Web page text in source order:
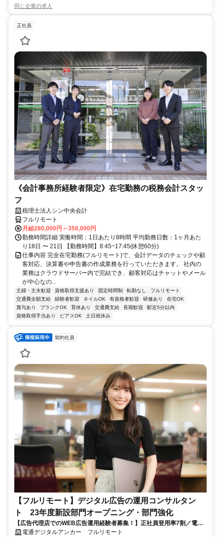
同じ企業の求人
正社員
《会計事務所経験者限定》在宅勤務の税務会計スタッ
フ
税理士法人シン中央会計
フルリモート
月給280,000円～350,000円
勤務時間詳細 実働時間：1日あたり8時間 平均勤務日数：1ヶ月あた
り18日 〜 21日 【勤務時間】8:45~17:45(休憩60分)
仕事内容 完全在宅勤務(フルリモート)で、会計データのチェックや顧
客対応、決算書や申告書の作成業務を行っていただきます。 社内の
業務はクラウドサーバー内で完結でき、顧客対応はチャットやメール
が中心なの...
主婦・主夫歓迎 資格取得支援あり 固定時間制 転勤なし
フルリモート
交通費全額支給
経験者歓迎 ネイルOK 有資格者歓迎 研修あり
在宅OK
賞与あり
ブランクOK 育休あり 交通費支給 長期歓迎
駅近5分以内
資格取得手当あり
ピアスOK 土日祝休み
契約社員
【フルリモート】デジタル広告の運用コンサルタン
ト 23年度新設部門オープニング・部門強化
【広告代理店でのWEB広告運用経験者募集！】正社員登用率7割／電通
G／全国×完全在宅／年休126日・土日祝休み／残業月平均4時間19分
電通デジタルアンカー フルリモート